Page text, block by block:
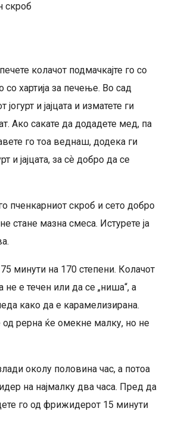
скроб
колачот подмачкајте го со
хартија за печење. Во сад
јогурт и јајцата и изматете ги
Ако сакате да додадете мед, па
го тоа веднаш, додека ги
и јајцата, за сѐ добро да се
пченкарниот скроб и сето добро
стане мазна смеса. Истурете ја
минути на 170 степени. Колачот
не е течен или да се „ниша“, а
како да е карамелизирана.
од рерна ќе омекне малку, но не
околу половина час, а потоа
на најмалку два часа. Пред да
го од фрижидерот 15 минути